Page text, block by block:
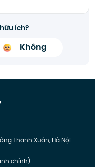
ích?
Không
Thanh Xuân, Hà Nội
chính)